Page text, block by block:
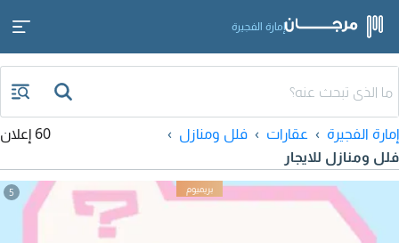
إمارة الفجيرة
إمارة الفجيرة عقارات
فلل ومنازل
فلل ومنازل للايجار
60 إعلان
5